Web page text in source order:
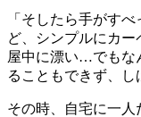
「そしたら手がす
ど、シンプルにカ
屋中に漂い…でもな
ることもできず、
その時、自宅に一人